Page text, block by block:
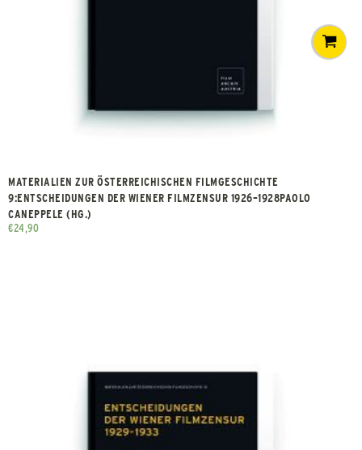
MATERIALIEN ZUR ÖSTERREICHISCHEN FILMGESCHICHTE
9:ENTSCHEIDUNGEN DER WIENER FILMZENSUR 1926–1928PAOLO
CANEPPELE (HG.)
€24,90